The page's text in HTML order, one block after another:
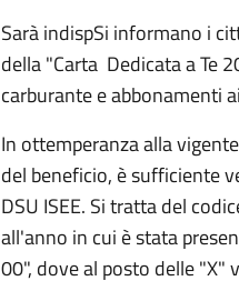
Sarà indispSi informano i
della "Carta Dedicata a Te
carburante e abbonamenti
In ottemperanza alla
del beneficio, è sufficiente
DSU ISEE. Si tratta del
all'anno in cui è stata
00", dove al posto delle "X"